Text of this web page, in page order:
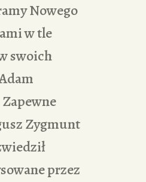
Nowego
w tle
swoich
Zygmunt
przez